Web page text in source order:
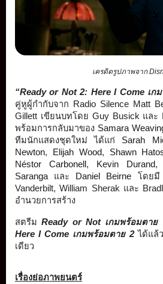
เครดิตรูปภาพจาก
“Ready or Not 2: Here I Come เก
คู่หูผู้กำกับจาก Radio Silence Matt
Gillett เขียนบทโดย Guy Busick และ
พร้อมการกลับมาของ Samara
ทีมนักแสดงชุดใหม่ ได้แก่ Sarah
Newton, Elijah Wood, Shawn
Néstor Carbonell , Kevin Durand
Saranga และ Daniel Beirne โดยมี
Vanderbilt, William Sherak และ
อำนวยการสร้าง
สตรีม Ready or Not เกมพร้อมตาย
Here I Come เกมพร้อมตาย 2 ได้แล้
เดียว
เรื่องย่อภาพยนตร์